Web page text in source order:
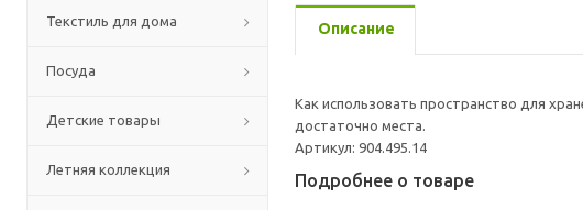
Текстиль для дома
Посуда
Детские товары
Летняя коллекция
Описание
Как использовать пространство для
достаточно места.
Артикул: 904.495.14
Подробнее о товаре